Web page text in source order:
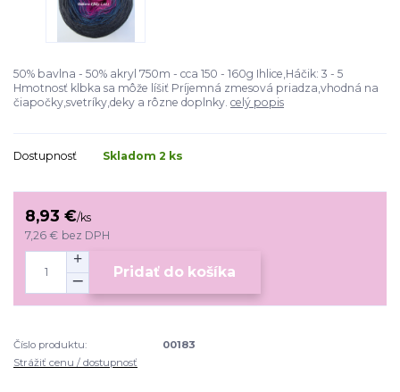
50% bavlna - 50% akryl 750m - cca 150 - 160g Ihlice,Háčik: 3 - 5
Hmotnosť klbka sa môže líšiť Príjemná zmesová priadza,vhodná na
čiapočky,svetríky,deky a rôzne doplnky. celý popis
Dostupnosť Skladom 2 ks
8,93 €/ks
7,26 € bez DPH
Pridať do košíka
Číslo produktu:
00183
Strážiť cenu / dostupnosť